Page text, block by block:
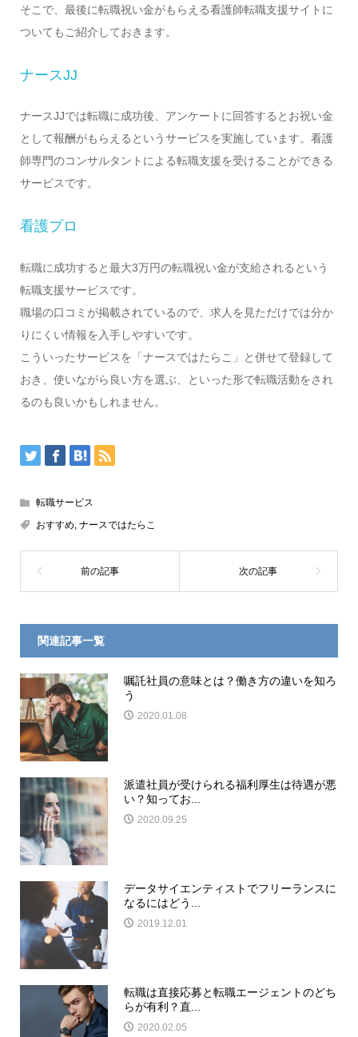
そこで、最後に転職祝い金がもらえる看護師転職支援サイトに
ついてもご紹介しておきます。
ナースJJ
ナースJJでは転職に成功後、アンケートに回答するとお祝い金
として報酬がもらえるというサービスを実施しています。看護
師専門のコンサルタントによる転職支援を受けることができる
サービスです。
看護プロ
転職に成功すると最大3万円の転職祝い金が支給されるという
転職支援サービスです。
職場の口コミが掲載されているので、求人を見ただけでは分か
りにくい情報を入手しやすいです。
こういったサービスを「ナースではたらこ」と併せて登録して
おき、使いながら良い方を選ぶ、といった形で転職活動をされ
るのも良いかもしれません。
転職サービス
おすすめ ナースではたらこ
関連記事一覧
嘱託社員の意味とは？働き方の違いを知ろ
う
2020.01.08
派遣社員が受けられる福利厚生は待遇が悪
い？知ってお...
2020.09.25
データサイエンティストでフリーランスに
なるにはどう...
2019.12.01
転職は直接応募と転職エージェントのどち
らが有利？直...
2020.02.05